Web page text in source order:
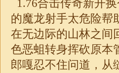
1.76合击传奇新开
的魔龙射手太危险帮
在无边际的山林之间
色恶蛆转身挥砍原本
郎嘎忍不住问道，从